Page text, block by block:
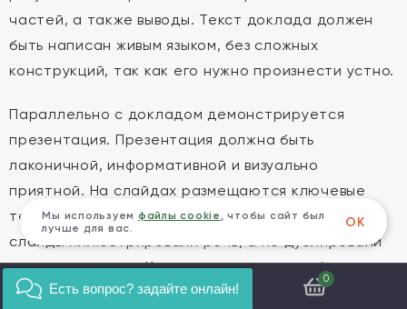
частей, а также выводы. Текст доклада должен
быть написан живым языком, без сложных
конструкций, так как его нужно произнести устно.
Параллельно с докладом демонстрируется
презентация. Презентация должна быть
лаконичной, информативной и визуально
приятной. На слайдах размещаются ключевые
тезисы, таблицы, графики, схемы. Важно, чтобы
слайды иллюстрировали речь, а не дублировали
ее слово в слово. Количество слайдов обычно
составляет 10–15.
0
Мы используем файлы cookie , чтобы сайт был
лучше для вас.
ОК
Есть вопрос? задайте онлайн!